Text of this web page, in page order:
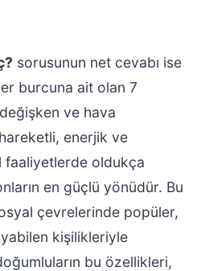
sorusunun net cevabı ise
burcuna ait olan 7
ve hava
enerjik ve
faaliyetlerde oldukça
en güçlü yönüdür. Bu
çevrelerinde popüler,
kişilikleriyle
bu özellikleri,